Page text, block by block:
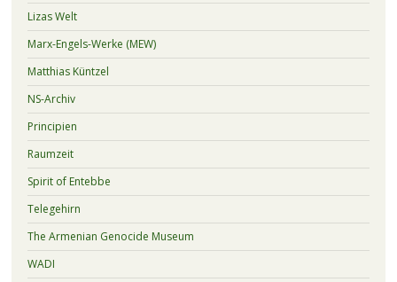
Lizas Welt
Marx-Engels-Werke (MEW)
Matthias Küntzel
NS-Archiv
Principien
Raumzeit
Spirit of Entebbe
Telegehirn
The Armenian Genocide Museum
WADI